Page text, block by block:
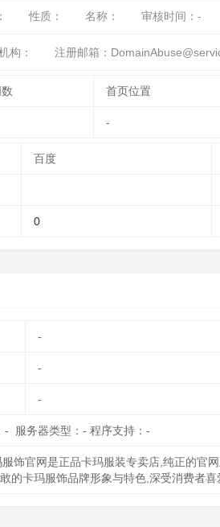
性质： 名称： 审核时间： -
构： 注册邮箱：
首页位置
-
百度
0
-
-
-
- 服务器类型：- 程序支持：-
服饰官网是正品卡玛服装专卖店,纯正的官
的卡玛服饰品牌形象与特色,深受消费者喜